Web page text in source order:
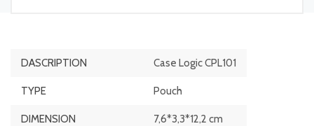
DASCRIPTION Case Logic CPL101
TYPE Pouch
DIMENSION 7,6*3,3*12,2 cm